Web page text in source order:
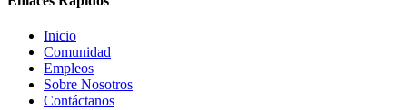
Inicio
Comunidad
Empleos
Sobre Nosotros
Contáctanos